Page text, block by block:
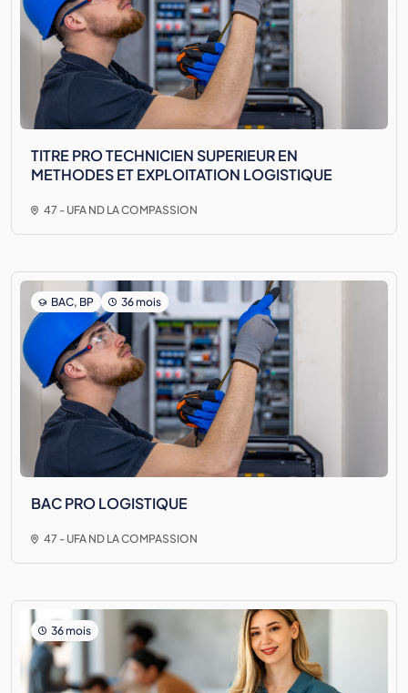
TITRE PRO TECHNICIEN SUPERIEUR EN
METHODES ET EXPLOITATION LOGISTIQUE
47 - UFA ND LA COMPASSION
BAC, BP 36 mois
BAC PRO LOGISTIQUE
47 - UFA ND LA COMPASSION
36 mois